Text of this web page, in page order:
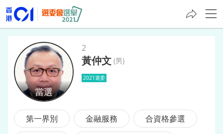
黃仲文
2
黃仲文 (男)
2021選委
第一界別 金融服務
合資格參選